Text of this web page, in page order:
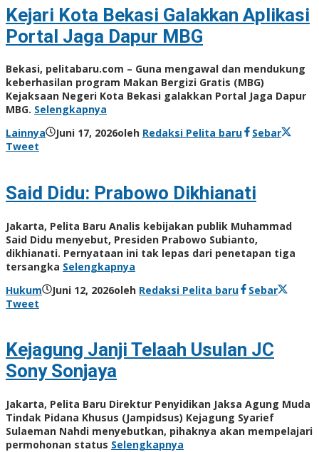
Kejari Kota Bekasi Galakkan Aplikasi
Portal Jaga Dapur MBG
Bekasi, pelitabaru.com – Guna mengawal dan mendukung
keberhasilan program Makan Bergizi Gratis (MBG)
Kejaksaan Negeri Kota Bekasi galakkan Portal Jaga Dapur
MBG. Selengkapnya
Lainnya
Juni 17, 2026oleh Redaksi Pelita baru
Sebar
Tweet
Said Didu: Prabowo Dikhianati
Jakarta, Pelita Baru Analis kebijakan publik Muhammad
Said Didu menyebut, Presiden Prabowo Subianto,
dikhianati. Pernyataan ini tak lepas dari penetapan tiga
tersangka Selengkapnya
Hukum
Juni 12, 2026oleh Redaksi Pelita baru
Sebar
Tweet
Kejagung Janji Telaah Usulan JC
Sony Sonjaya
Jakarta, Pelita Baru Direktur Penyidikan Jaksa Agung Muda
Tindak Pidana Khusus (Jampidsus) Kejagung Syarief
Sulaeman Nahdi menyebutkan, pihaknya akan mempelajari
permohonan status Selengkapnya